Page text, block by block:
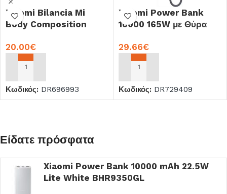
Xiaomi Bilancia Mi
Body Composition
(BHR7793GL)
20.00€
ΠΡΟΣΘΉΚΗ ΣΤΟ ΚΑΛΆΘΙ
Κωδικός: DR696993
Xiaomi Power Bank
10000 165W με Θύρα
29.66€
ΠΡΟΣΘΉΚΗ ΣΤΟ ΚΑΛΆΘΙ
Κωδικός: DR729409
Είδατε πρόσφατα
Xiaomi Power Bank 10000 mAh 22.5W
Lite White BHR9350GL